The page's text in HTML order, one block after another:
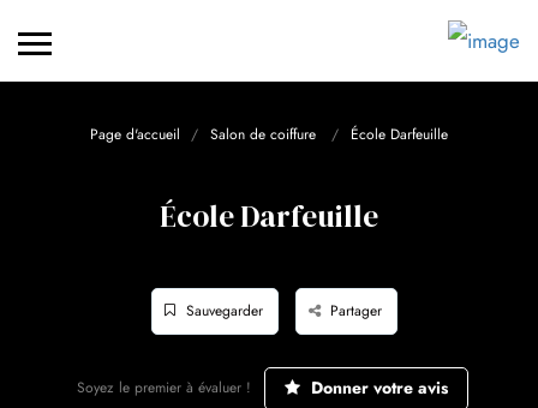
Page d'accueil Salon de coiffure École Darfeuille
École Darfeuille
Sauvegarder Partager
Soyez le premier à évaluer ! Donner votre avis